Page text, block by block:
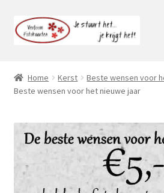
Ga
door
Ga
naar
Klantenservice
Mijn account
Home Kerst Beste wensen voor
Beste wensen voor het nieuwe jaar